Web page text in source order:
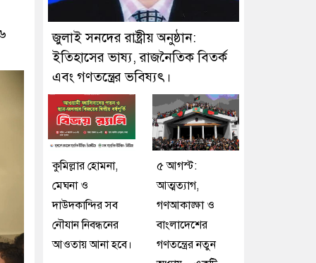
জুলাই সনদের রাষ্ট্রীয় অনুষ্ঠান:
ইতিহাসের ভাষ্য, রাজনৈতিক বিতর্ক
এবং গণতন্ত্রের ভবিষ্যৎ।
কুমিল্লার হোমনা,
মেঘনা ও
দাউদকান্দির সব
নৌযান নিবন্ধনের
আওতায় আনা হবে।
৫ আগস্ট:
আত্মত্যাগ,
গণআকাঙ্ক্ষা ও
বাংলাদেশের
গণতন্ত্রের নতুন